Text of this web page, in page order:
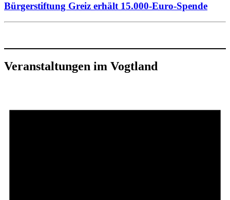
Bürgerstiftung Greiz erhält 15.000-Euro-Spende
Veranstaltungen im Vogtland